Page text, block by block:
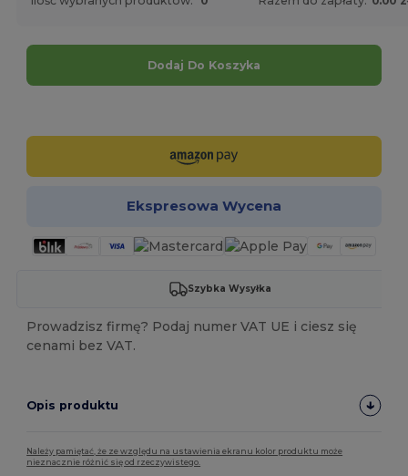
Dodaj Do Koszyka
Ekspresowa Wycena
Szybka Wysyłka
Prowadzisz firmę? Podaj numer VAT UE i ciesz się
cenami bez VAT.
Opis produktu
Należy pamiętać, że ze względu na ustawienia ekranu kolor produktu może
nieznacznie różnić się od rzeczywistego.